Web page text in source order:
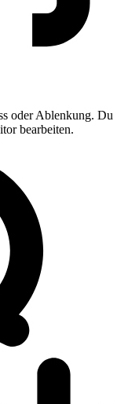
oder Ablenkung. Du
bearbeiten.